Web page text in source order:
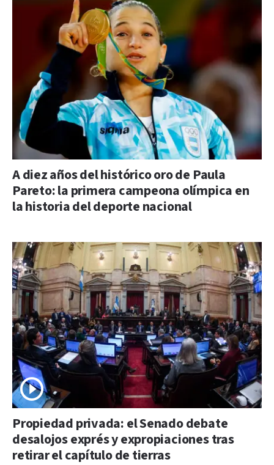
A diez años del histórico oro de Paula
Pareto: la primera campeona olímpica en
la historia del deporte nacional
Propiedad privada: el Senado debate
desalojos exprés y expropiaciones tras
retirar el capítulo de tierras